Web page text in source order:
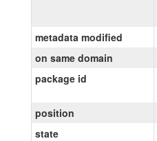
metadata modified
on same domain
package id
position
state